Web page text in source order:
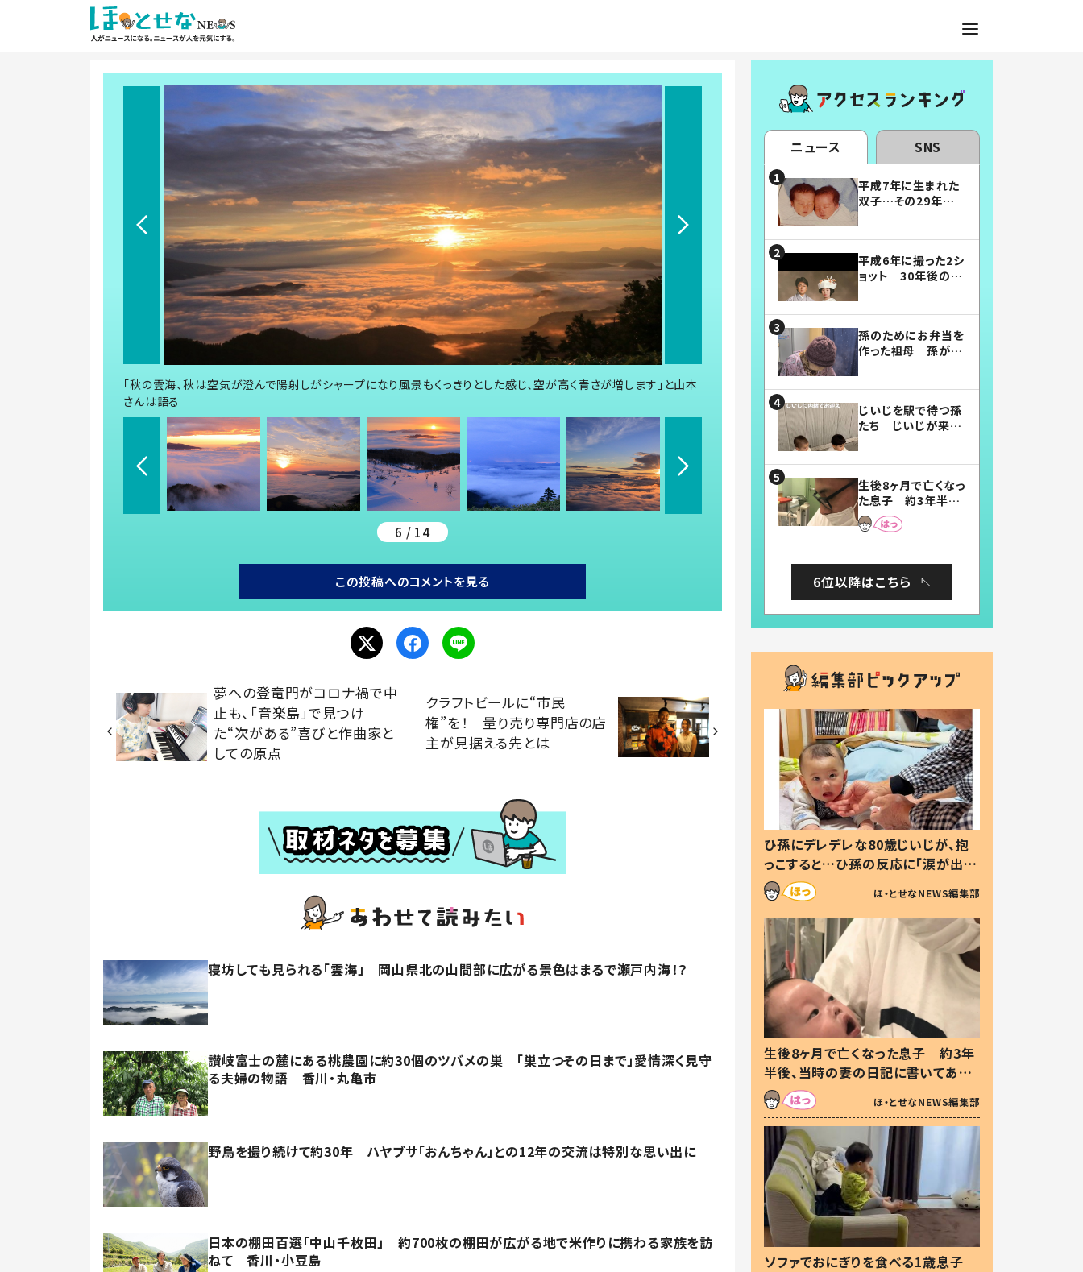
「秋の雲海、秋は空気が澄んで陽射しがシャープになり風景もくっきりとした感じ、空が高く青さが増します」と山本
さんは語る
6 / 14
この投稿へのコメントを見る
夢への登竜門がコロナ禍で中
止も、「音楽島」で見つけ
た“次がある”喜びと作曲家と
しての原点
クラフトビールに“市民
権”を！ 量り売り専門店の店
主が見据える先とは
寝坊しても見られる「雲海」 岡山県北の山間部に広がる景色はまるで瀬戸内海！？
讃岐富士の麓にある桃農園に約30個のツバメの巣 「巣立つその日まで」愛情深く見守
る夫婦の物語 香川・丸亀市
野鳥を撮り続けて約30年 ハヤブサ「おんちゃん」との12年の交流は特別な思い出に
日本の棚田百選「中山千枚田」 約700枚の棚田が広がる地で米作りに携わる家族を訪
ねて 香川・小豆島
ニュース SNS
平成7年に生まれた
双子…その29年後
平成6年に撮った2シ
ョット 30年後の姿
孫のためにお弁当を
作った祖母 孫が絶
じいじを駅で待つ孫
たち じいじが来た
まらない」「幸せにな
れる」
生後8ヶ月で亡くなっ
た息子 約3年半
後、当時の妻の日記
に書いてあった本音
6位以降はこちら
ひ孫にデレデレな80歳じいじが、抱
っこすると…ひ孫の反応に「涙が出ま
した」「可愛くて仕方ない」
ほ・とせなNEWS編集部
生後8ヶ月で亡くなった息子 約3年
半後、当時の妻の日記に書いてあっ
た本音とは
ほ・とせなNEWS編集部
ソファでおにぎりを食べる1歳息子